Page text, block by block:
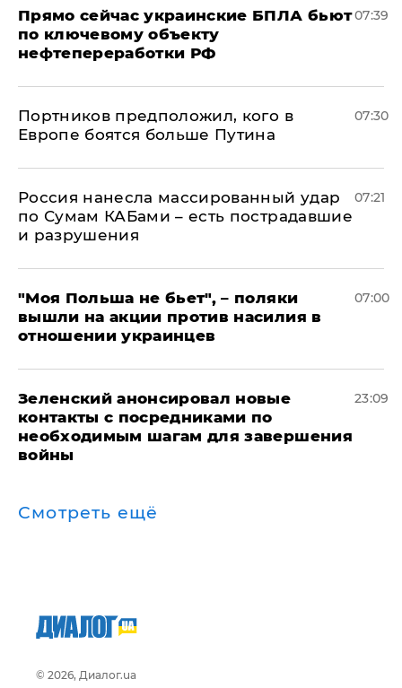
Прямо сейчас украинские БПЛА бьют
по ключевому объекту
нефтепереработки РФ
07:39
Портников предположил, кого в
Европе боятся больше Путина
07:30
Россия нанесла массированный удар
по Сумам КАБами – есть пострадавшие
и разрушения
07:21
"Моя Польша не бьет", – поляки
вышли на акции против насилия в
отношении украинцев
07:00
Зеленский анонсировал новые
контакты с посредниками по
необходимым шагам для завершения
войны
23:09
Смотреть ещё
© 2026, Диалог.ua